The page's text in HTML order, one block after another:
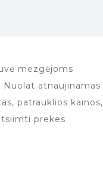
mezgėjoms
Nuolat atnaujinamas
patrauklios kainos,
prekes